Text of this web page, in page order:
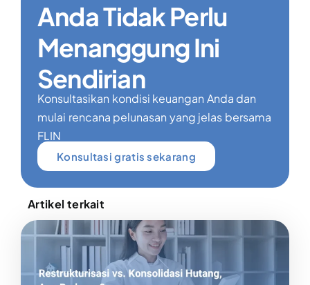
Anda Tidak Perlu
Menanggung Ini
Sendirian
Konsultasikan kondisi keuangan Anda dan
mulai rencana pelunasan yang jelas bersama
FLIN
Konsultasi gratis sekarang
Artikel terkait